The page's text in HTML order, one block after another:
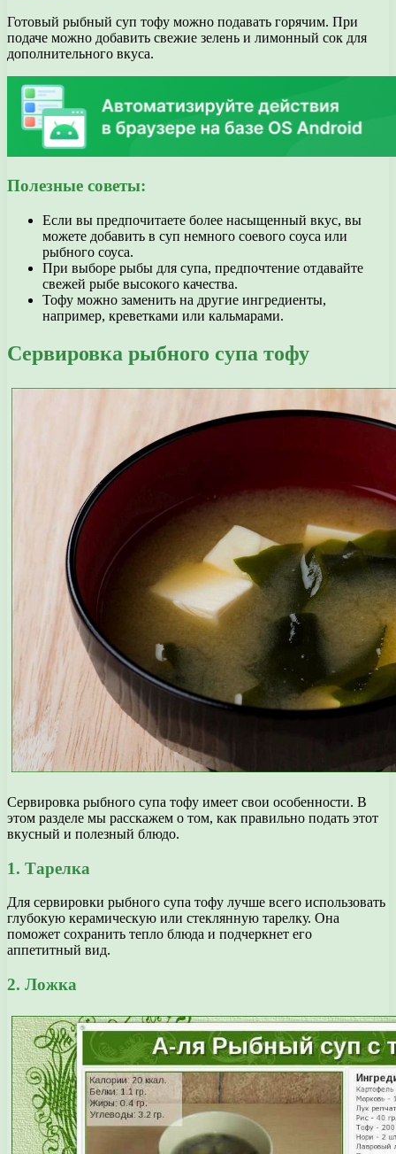
Готовый рыбный суп тофу можно подавать горячим. При
подаче можно добавить свежие зелень и лимонный сок для
дополнительного вкуса.
Полезные советы:
Если вы предпочитаете более насыщенный вкус, вы
можете добавить в суп немного соевого соуса или
рыбного соуса.
При выборе рыбы для супа, предпочтение отдавайте
свежей рыбе высокого качества.
Тофу можно заменить на другие ингредиенты,
например, креветками или кальмарами.
Сервировка рыбного супа тофу
Сервировка рыбного супа тофу имеет свои особенности. В
этом разделе мы расскажем о том, как правильно подать этот
вкусный и полезный блюдо.
1. Тарелка
Для сервировки рыбного супа тофу лучше всего использовать
глубокую керамическую или стеклянную тарелку. Она
поможет сохранить тепло блюда и подчеркнет его
аппетитный вид.
2. Ложка